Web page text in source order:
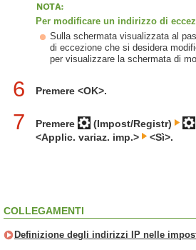
Per modificare un indirizzo di
Sulla schermata visualizzata al
di eccezione che si desidera
per visualizzare la schermata di
6 Premere <OK>.
7 Premere (Impost/Registr)
<Applic. variaz. imp.>
<Sì>.
COLLEGAMENTI
Definizione degli indirizzi IP nelle